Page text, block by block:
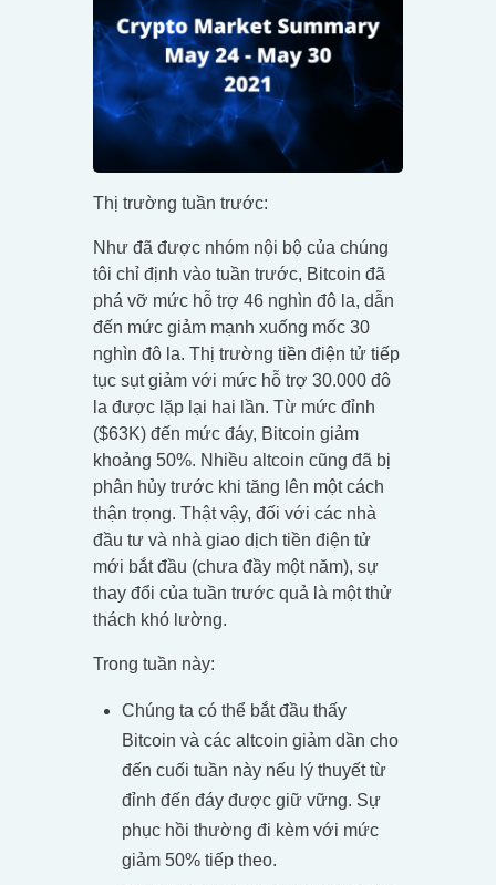
Thị trường tuần trước:
Như đã được nhóm nội bộ của chúng
tôi chỉ định vào tuần trước, Bitcoin đã
phá vỡ mức hỗ trợ 46 nghìn đô la, dẫn
đến mức giảm mạnh xuống mốc 30
nghìn đô la. Thị trường tiền điện tử tiếp
tục sụt giảm với mức hỗ trợ 30.000 đô
la được lặp lại hai lần. Từ mức đỉnh
($63K) đến mức đáy, Bitcoin giảm
khoảng 50%. Nhiều altcoin cũng đã bị
phân hủy trước khi tăng lên một cách
thận trọng. Thật vậy, đối với các nhà
đầu tư và nhà giao dịch tiền điện tử
mới bắt đầu (chưa đầy một năm), sự
thay đổi của tuần trước quả là một thử
thách khó lường.
Trong tuần này:
Chúng ta có thể bắt đầu thấy
Bitcoin và các altcoin giảm dần cho
đến cuối tuần này nếu lý thuyết từ
đỉnh đến đáy được giữ vững. Sự
phục hồi thường đi kèm với mức
giảm 50% tiếp theo.